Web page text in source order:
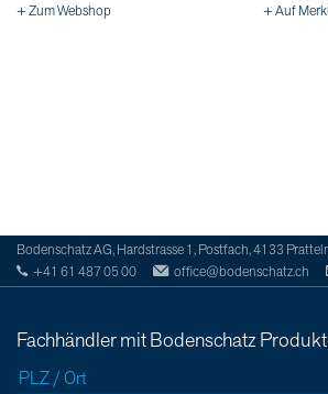
+ Zum Webshop
+ Auf
Bodenschatz AG, Hardstrasse 1, Postfach, 4133
+41 61 487 05 00
office@bodenschatz.ch
Fachhändler mit Bodenschatz